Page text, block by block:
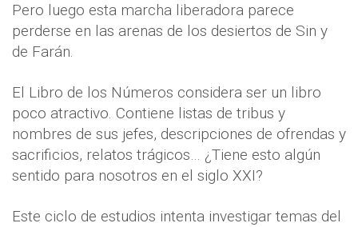
Pero luego esta marcha liberadora parece
perderse en las arenas de los desiertos de Sin y
de Farán.
El Libro de los Números considera ser un libro
poco atractivo. Contiene listas de tribus y
nombres de sus jefes, descripciones de ofrendas y
sacrificios, relatos trágicos… ¿Tiene esto algún
sentido para nosotros en el siglo XXI?
Este ciclo de estudios intenta investigar temas del